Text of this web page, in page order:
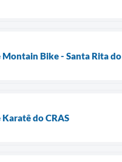
Bike - Santa Rita
do CRAS